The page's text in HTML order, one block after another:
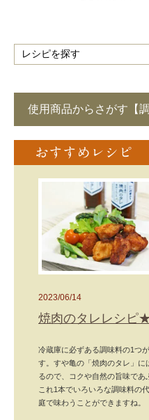
使用商品からさがす【
2023/06/14
焼肉のタレレシピ
冷蔵庫に必ずある調味料の1つ
す。すや亀の「焼肉のタレ」
るので、コクや自然の旨味であ
これ1本でいろいろな調味料の
庭で味わうことができますね。